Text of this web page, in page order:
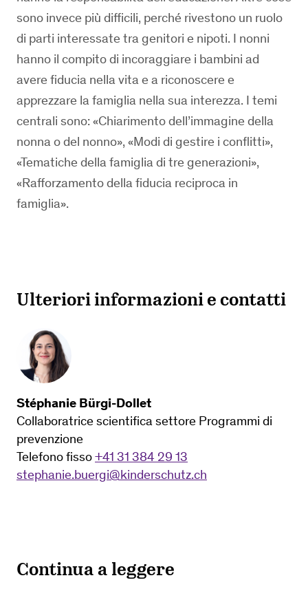
sono invece più difficili, perché rivestono un ruolo
di parti interessate tra genitori e nipoti. I nonni
hanno il compito di incoraggiare i bambini ad
avere fiducia nella vita e a riconoscere e
apprezzare la famiglia nella sua interezza. I temi
centrali sono: «Chiarimento dell’immagine della
nonna o del nonno», «Modi di gestire i conflitti»,
«Tematiche della famiglia di tre generazioni»,
«Rafforzamento della fiducia reciproca in
famiglia».
Ulteriori informazioni e contatti
Stéphanie Bürgi-Dollet
Collaboratrice scientifica settore Programmi di
prevenzione
Telefono fisso+41 31 384 29 13
stephanie.buergi@kinderschutz.ch
Continua a leggere